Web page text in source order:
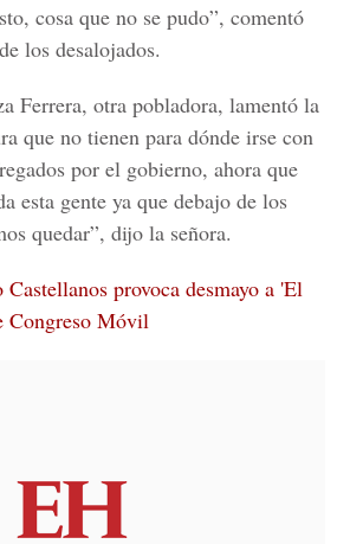
cosa que no se pudo”, comentó
los desalojados.
Ferrera, otra pobladora, lamentó la
que no tienen para dónde irse con
por el gobierno, ahora que
esta gente ya que debajo de los
quedar”, dijo la señora.
provoca desmayo a 'El
Congreso Móvil